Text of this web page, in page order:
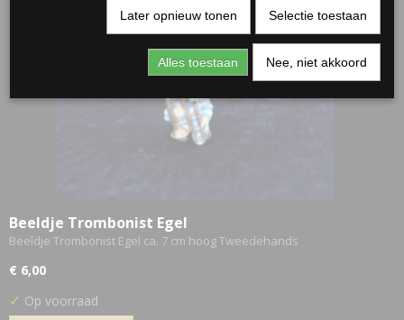
Beeldje Trombonist Egel
Beeldje Trombonist Egel ca. 7 cm hoog Tweedehands
€ 6,00
✓ Op voorraad
Later opnieuw tonen Selectie toestaan
Alles toestaan Nee, niet akkoord